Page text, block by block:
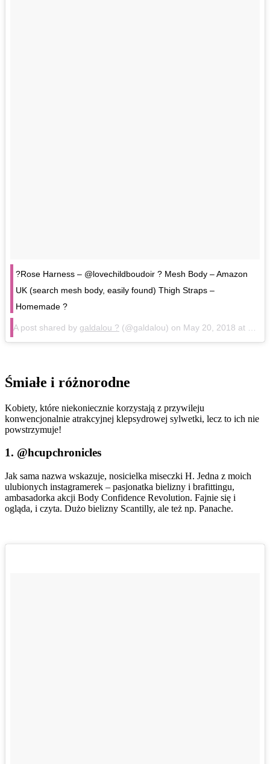
?Rose Harness – @lovechildboudoir ? Mesh Body – Amazon
UK (search mesh body, easily found) Thigh Straps –
Homemade ?
A post shared by galdalou ? (@galdalou) on May 20, 2018 at 8:50am PDT
Śmiałe i różnorodne
Kobiety, które niekoniecznie korzystają z przywileju
konwencjonalnie atrakcyjnej klepsydrowej sylwetki, lecz to ich nie
powstrzymuje!
1. @hcupchronicles
Jak sama nazwa wskazuje, nosicielka miseczki H. Jedna z moich
ulubionych instagramerek – pasjonatka bielizny i brafittingu,
ambasadorka akcji Body Confidence Revolution. Fajnie się i
ogląda, i czyta. Dużo bielizny Scantilly, ale też np. Panache.